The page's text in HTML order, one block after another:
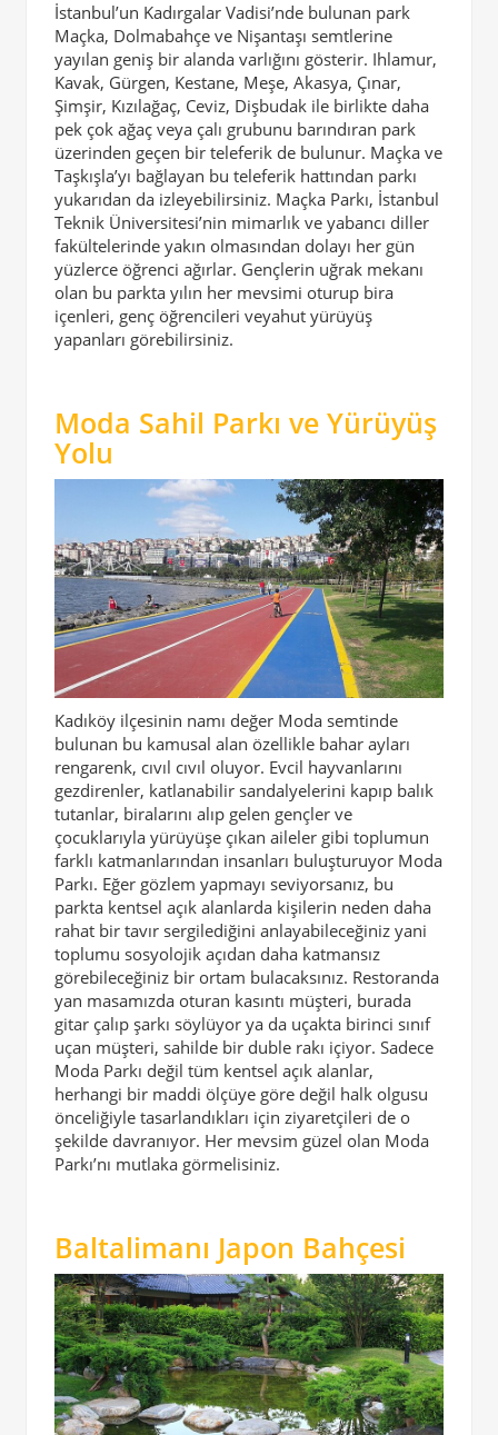
İstanbul’un Kadırgalar Vadisi’nde bulunan park
Maçka, Dolmabahçe ve Nişantaşı semtlerine
yayılan geniş bir alanda varlığını gösterir. Ihlamur,
Kavak, Gürgen, Kestane, Meşe, Akasya, Çınar,
Şimşir, Kızılağaç, Ceviz, Dişbudak ile birlikte daha
pek çok ağaç veya çalı grubunu barındıran park
üzerinden geçen bir teleferik de bulunur. Maçka ve
Taşkışla’yı bağlayan bu teleferik hattından parkı
yukarıdan da izleyebilirsiniz. Maçka Parkı, İstanbul
Teknik Üniversitesi’nin mimarlık ve yabancı diller
fakültelerinde yakın olmasından dolayı her gün
yüzlerce öğrenci ağırlar. Gençlerin uğrak mekanı
olan bu parkta yılın her mevsimi oturup bira
içenleri, genç öğrencileri veyahut yürüyüş
yapanları görebilirsiniz.
Moda Sahil Parkı ve Yürüyüş
Yolu
Kadıköy ilçesinin namı değer Moda semtinde
bulunan bu kamusal alan özellikle bahar ayları
rengarenk, cıvıl cıvıl oluyor. Evcil hayvanlarını
gezdirenler, katlanabilir sandalyelerini kapıp balık
tutanlar, biralarını alıp gelen gençler ve
çocuklarıyla yürüyüşe çıkan aileler gibi toplumun
farklı katmanlarından insanları buluşturuyor Moda
Parkı. Eğer gözlem yapmayı seviyorsanız, bu
parkta kentsel açık alanlarda kişilerin neden daha
rahat bir tavır sergilediğini anlayabileceğiniz yani
toplumu sosyolojik açıdan daha katmansız
görebileceğiniz bir ortam bulacaksınız. Restoranda
yan masamızda oturan kasıntı müşteri, burada
gitar çalıp şarkı söylüyor ya da uçakta birinci sınıf
uçan müşteri, sahilde bir duble rakı içiyor. Sadece
Moda Parkı değil tüm kentsel açık alanlar,
herhangi bir maddi ölçüye göre değil halk olgusu
önceliğiyle tasarlandıkları için ziyaretçileri de o
şekilde davranıyor. Her mevsim güzel olan Moda
Parkı’nı mutlaka görmelisiniz.
Baltalimanı Japon Bahçesi